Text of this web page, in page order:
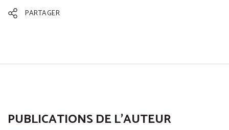
PARTAGER
PUBLICATIONS DE L'AUTEUR